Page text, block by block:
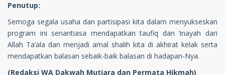
Penutup:
Semoga segala usaha dan partisipasi kita dalam menyukseskan
program ini senantiasa mendapatkan taufiq dan ‘inayah dari
Allah Ta’ala dan menjadi amal shalih kita di akhirat kelak serta
mendapatkan balasan sebaik-baik balasan di hadapan-Nya.
(Redaksi WA Dakwah Mutiara dan Permata Hikmah)